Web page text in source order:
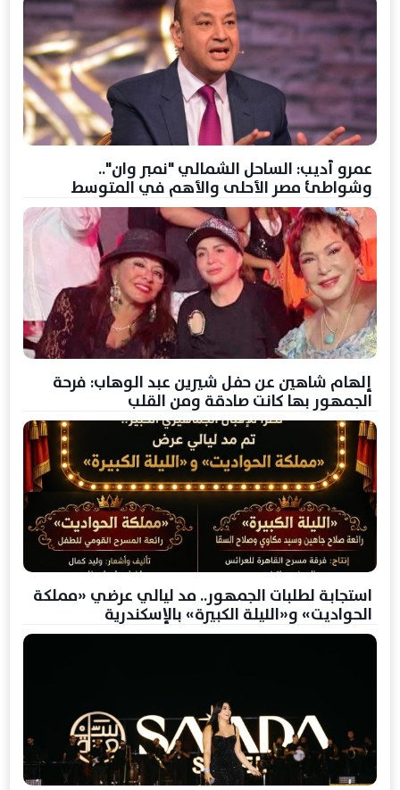
عمرو أديب: الساحل الشمالي "نمبر وان"..
وشواطئ مصر الأحلى والأهم في المتوسط
إلهام شاهين عن حفل شيرين عبد الوهاب: فرحة
الجمهور بها كانت صادقة ومن القلب
استجابة لطلبات الجمهور.. مد ليالي عرضي «مملكة
الحواديت» و«الليلة الكبيرة» بالإسكندرية